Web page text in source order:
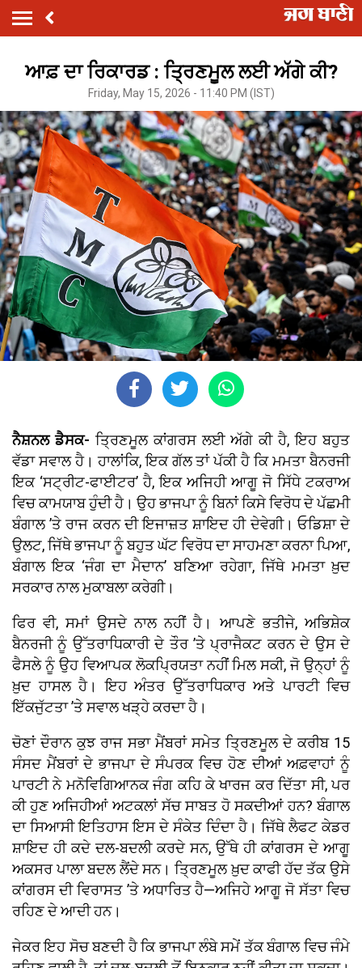
ਆਫ਼ ਦਾ ਰਿਕਾਰਡ : ਤ੍ਰਿਣਮੂਲ ਲਈ ਅੱਗੇ ਕੀ?
Friday, May 15, 2026 - 11:40 PM (IST)
ਨੈਸ਼ਨਲ ਡੈਸਕ- ਤ੍ਰਿਣਮੂਲ ਕਾਂਗਰਸ ਲਈ ਅੱਗੇ ਕੀ ਹੈ, ਇਹ ਬਹੁਤ
ਵੱਡਾ ਸਵਾਲ ਹੈ। ਹਾਲਾਂਕਿ, ਇਕ ਗੱਲ ਤਾਂ ਪੱਕੀ ਹੈ ਕਿ ਮਮਤਾ ਬੈਨਰਜੀ
ਇਕ ‘ਸਟ੍ਰੀਟ-ਫਾਈਟਰ’ ਹੈ, ਇਕ ਅਜਿਹੀ ਆਗੂ ਜੋ ਸਿੱਧੇ ਟਕਰਾਅ
ਵਿਚ ਕਾਮਯਾਬ ਹੁੰਦੀ ਹੈ। ਉਹ ਭਾਜਪਾ ਨੂੰ ਬਿਨਾਂ ਕਿਸੇ ਵਿਰੋਧ ਦੇ ਪੱਛਮੀ
ਬੰਗਾਲ ’ਤੇ ਰਾਜ ਕਰਨ ਦੀ ਇਜਾਜ਼ਤ ਸ਼ਾਇਦ ਹੀ ਦੇਵੇਗੀ। ਓਡਿਸ਼ਾ ਦੇ
ਉਲਟ, ਜਿੱਥੇ ਭਾਜਪਾ ਨੂੰ ਬਹੁਤ ਘੱਟ ਵਿਰੋਧ ਦਾ ਸਾਹਮਣਾ ਕਰਨਾ ਪਿਆ,
ਬੰਗਾਲ ਇਕ ‘ਜੰਗ ਦਾ ਮੈਦਾਨ’ ਬਣਿਆ ਰਹੇਗਾ, ਜਿੱਥੇ ਮਮਤਾ ਖ਼ੁਦ
ਸਰਕਾਰ ਨਾਲ ਮੁਕਾਬਲਾ ਕਰੇਗੀ।
ਫਿਰ ਵੀ, ਸਮਾਂ ਉਸਦੇ ਨਾਲ ਨਹੀਂ ਹੈ। ਆਪਣੇ ਭਤੀਜੇ, ਅਭਿਸ਼ੇਕ
ਬੈਨਰਜੀ ਨੂੰ ਉੱਤਰਾਧਿਕਾਰੀ ਦੇ ਤੌਰ ’ਤੇ ਪ੍ਰਾਜੈਕਟ ਕਰਨ ਦੇ ਉਸ ਦੇ
ਫੈਸਲੇ ਨੂੰ ਉਹ ਵਿਆਪਕ ਲੋਕਪ੍ਰਿਯਤਾ ਨਹੀਂ ਮਿਲ ਸਕੀ, ਜੋ ਉਨ੍ਹਾਂ ਨੂੰ
ਖ਼ੁਦ ਹਾਸਲ ਹੈ। ਇਹ ਅੰਤਰ ਉੱਤਰਾਧਿਕਾਰ ਅਤੇ ਪਾਰਟੀ ਵਿਚ
ਇੱਕਜੁੱਟਤਾ ’ਤੇ ਸਵਾਲ ਖੜ੍ਹੇ ਕਰਦਾ ਹੈ।
ਚੋਣਾਂ ਦੌਰਾਨ ਕੁਝ ਰਾਜ ਸਭਾ ਮੈਂਬਰਾਂ ਸਮੇਤ ਤ੍ਰਿਣਮੂਲ ਦੇ ਕਰੀਬ 15
ਸੰਸਦ ਮੈਂਬਰਾਂ ਦੇ ਭਾਜਪਾ ਦੇ ਸੰਪਰਕ ਵਿਚ ਹੋਣ ਦੀਆਂ ਅਫ਼ਵਾਹਾਂ ਨੂੰ
ਪਾਰਟੀ ਨੇ ਮਨੋਵਿਗਿਆਨਕ ਜੰਗ ਕਹਿ ਕੇ ਖਾਰਜ ਕਰ ਦਿੱਤਾ ਸੀ, ਪਰ
ਕੀ ਹੁਣ ਅਜਿਹੀਆਂ ਅਟਕਲਾਂ ਸੱਚ ਸਾਬਤ ਹੋ ਸਕਦੀਆਂ ਹਨ? ਬੰਗਾਲ
ਦਾ ਸਿਆਸੀ ਇਤਿਹਾਸ ਇਸ ਦੇ ਸੰਕੇਤ ਦਿੰਦਾ ਹੈ। ਜਿੱਥੇ ਲੈਫਟ ਕੇਡਰ
ਸ਼ਾਇਦ ਹੀ ਕਦੇ ਦਲ-ਬਦਲੀ ਕਰਦੇ ਸਨ, ਉੱਥੇ ਹੀ ਕਾਂਗਰਸ ਦੇ ਆਗੂ
ਅਕਸਰ ਪਾਲਾ ਬਦਲ ਲੈਂਦੇ ਸਨ। ਤ੍ਰਿਣਮੂਲ ਖ਼ੁਦ ਕਾਫੀ ਹੱਦ ਤੱਕ ਉਸੇ
ਕਾਂਗਰਸ ਦੀ ਵਿਰਾਸਤ ’ਤੇ ਅਧਾਰਿਤ ਹੈ—ਅਜਿਹੇ ਆਗੂ ਜੋ ਸੱਤਾ ਵਿਚ
ਰਹਿਣ ਦੇ ਆਦੀ ਹਨ।
ਜੇਕਰ ਇਹ ਸੋਚ ਬਣਦੀ ਹੈ ਕਿ ਭਾਜਪਾ ਲੰਬੇ ਸਮੇਂ ਤੱਕ ਬੰਗਾਲ ਵਿਚ ਜੰਮੇ